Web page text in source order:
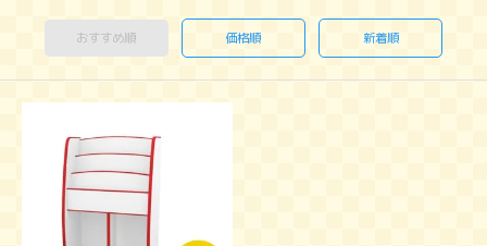
おすすめ順 価格順 新着順